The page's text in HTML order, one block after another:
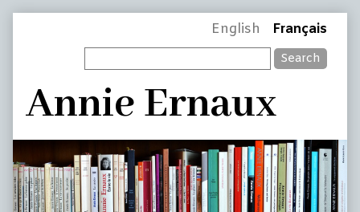
Header
English Français
Search
Annie Ernaux